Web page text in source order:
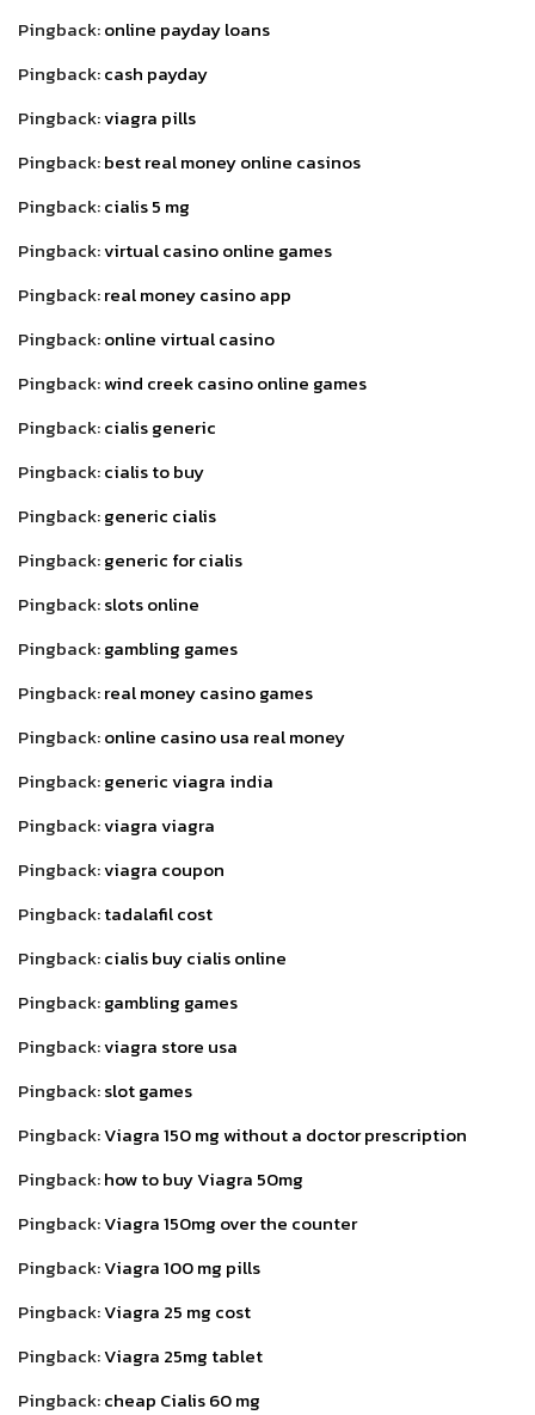
Pingback:online payday loans
Pingback:cash payday
Pingback:viagra pills
Pingback:best real money online casinos
Pingback:cialis 5 mg
Pingback:virtual casino online games
Pingback:real money casino app
Pingback:online virtual casino
Pingback:wind creek casino online games
Pingback:cialis generic
Pingback:cialis to buy
Pingback:generic cialis
Pingback:generic for cialis
Pingback:slots online
Pingback:gambling games
Pingback:real money casino games
Pingback:online casino usa real money
Pingback:generic viagra india
Pingback:viagra viagra
Pingback:viagra coupon
Pingback:tadalafil cost
Pingback:cialis buy cialis online
Pingback:gambling games
Pingback:viagra store usa
Pingback:slot games
Pingback:Viagra 150 mg without a doctor prescription
Pingback:how to buy Viagra 50mg
Pingback:Viagra 150mg over the counter
Pingback:Viagra 100 mg pills
Pingback:Viagra 25 mg cost
Pingback:Viagra 25mg tablet
Pingback:cheap Cialis 60 mg